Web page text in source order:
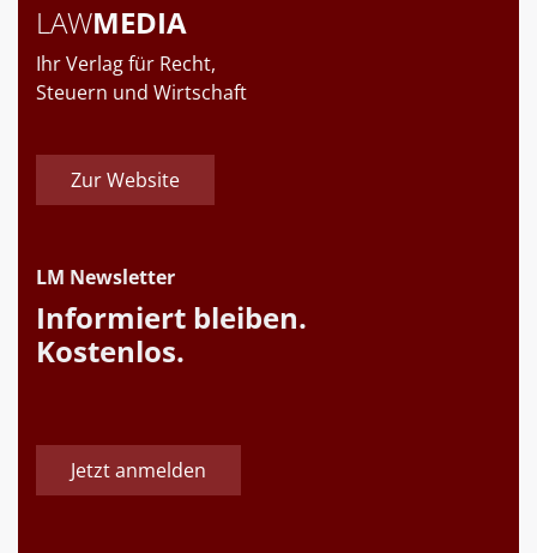
LAWMEDIA
Ihr Verlag für Recht,
Steuern und Wirtschaft
Zur Website
LM Newsletter
Informiert bleiben.
Kostenlos.
Jetzt anmelden